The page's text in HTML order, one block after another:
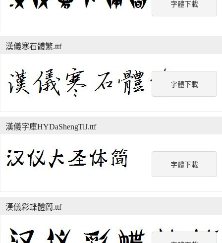
字體下載
字體下載
漢儀寒石體繁.ttf
字體下載
漢儀字庫HYDaShengTiJ.ttf
漢儀彩蝶體簡.ttf